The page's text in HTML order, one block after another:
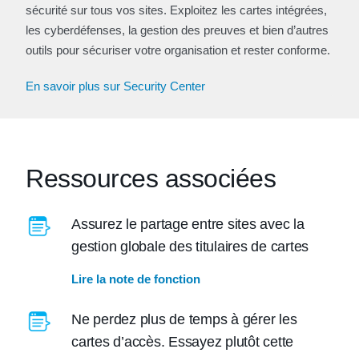
sécurité sur tous vos sites. Exploitez les cartes intégrées,
les cyberdéfenses, la gestion des preuves et bien d’autres
outils pour sécuriser votre organisation et rester conforme.
En savoir plus sur Security Center
Ressources associées
Assurez le partage entre sites avec la
gestion globale des titulaires de cartes
Lire la note de fonction
Ne perdez plus de temps à gérer les
cartes d’accès. Essayez plutôt cette